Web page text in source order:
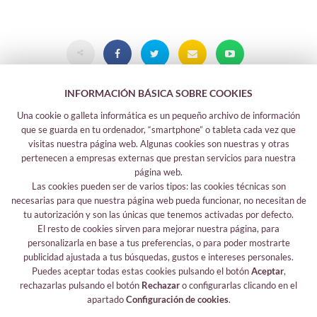
Legal information
Legal notice
Your safety data
Privacy policy
Cookies policy
Follow me
INFORMACIÓN BÁSICA SOBRE COOKIES
Una cookie o galleta informática es un pequeño archivo de información
que se guarda en tu ordenador, “smartphone” o tableta cada vez que
visitas nuestra página web. Algunas cookies son nuestras y otras
pertenecen a empresas externas que prestan servicios para nuestra
página web.
Las cookies pueden ser de varios tipos: las cookies técnicas son
necesarias para que nuestra página web pueda funcionar, no necesitan de
tu autorización y son las únicas que tenemos activadas por defecto.
El resto de cookies sirven para mejorar nuestra página, para
personalizarla en base a tus preferencias, o para poder mostrarte
publicidad ajustada a tus búsquedas, gustos e intereses personales.
Puedes aceptar todas estas cookies pulsando el botónAceptar,
rechazarlas pulsando el botón Rechazaro configurarlas clicando en el
apartadoConfiguración de cookies.